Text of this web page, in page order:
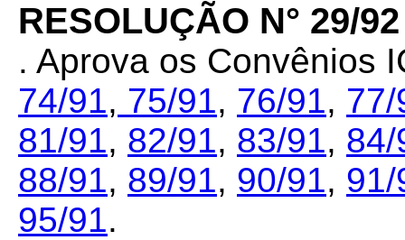
RESOLUÇÃO N° 29/92
. Aprova os Convênios
74/91, 75/91, 76/91, 77/
81/91, 82/91, 83/91, 84/
88/91, 89/91, 90/91, 91/
95/91.